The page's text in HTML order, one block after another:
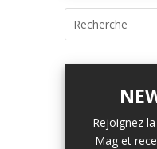
Rejoignez
Mag et